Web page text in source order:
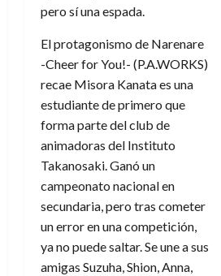
pero sí una espada.
El protagonismo de Narenare
-Cheer for You!- (P.A.WORKS)
recae Misora Kanata es una
estudiante de primero que
forma parte del club de
animadoras del Instituto
Takanosaki. Ganó un
campeonato nacional en
secundaria, pero tras cometer
un error en una competición,
ya no puede saltar. Se une a sus
amigas Suzuha, Shion, Anna,